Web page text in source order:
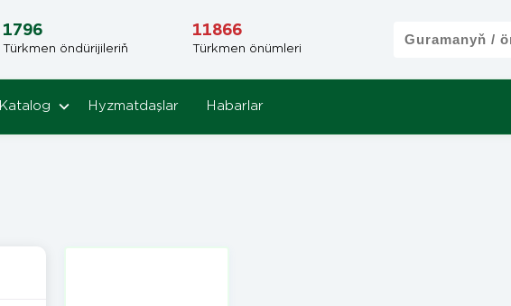
1796
Türkmen öndürijileriň
11866
Türkmen önümleri
Katalog Hyzmatdaşlar Habarlar